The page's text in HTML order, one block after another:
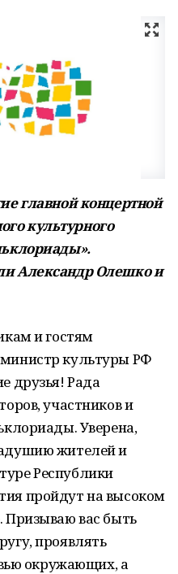
главной концертной
культурного
Александр Олешко и
и гостям
культуры РФ
друзья! Рада
участников и
Уверена,
жителей и
Республики
пройдут на высоком
Призываю вас быть
проявлять
окружающих, а